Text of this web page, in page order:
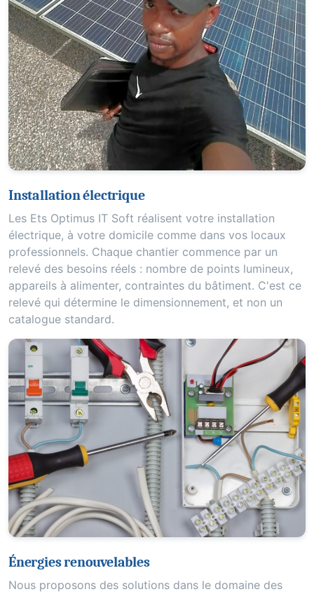
Installation électrique
Les Ets Optimus IT Soft réalisent votre installation
électrique, à votre domicile comme dans vos locaux
professionnels. Chaque chantier commence par un
relevé des besoins réels : nombre de points lumineux,
appareils à alimenter, contraintes du bâtiment. C'est ce
relevé qui détermine le dimensionnement, et non un
catalogue standard.
Énergies renouvelables
Nous proposons des solutions dans le domaine des